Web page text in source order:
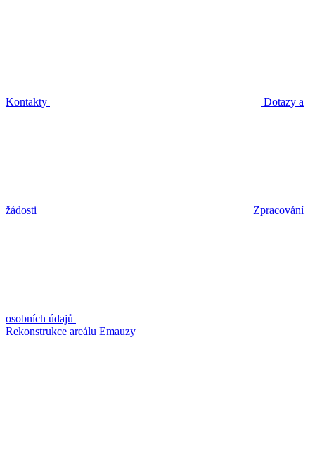
Kontakty Dotazy a
žádosti Zpracování
osobních údajů
Rekonstrukce areálu Emauzy